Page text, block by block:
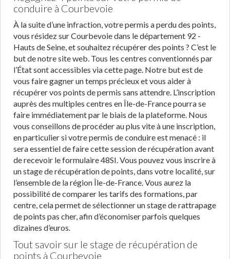
conduire à Courbevoie
À la suite d’une infraction, votre permis a perdu des points,
vous résidez sur Courbevoie dans le département 92 -
Hauts de Seine, et souhaitez récupérer des points ? C’est le
but de notre site web. Tous les centres conventionnés par
l’État sont accessibles via cette page. Notre but est de
vous faire gagner un temps précieux et vous aider à
récupérer vos points de permis sans attendre. L’inscription
auprès des multiples centres en Île-de-France pourra se
faire immédiatement par le biais de la plateforme. Nous
vous conseillons de procéder au plus vite à une inscription,
en particulier si votre permis de conduire est menacé : il
sera essentiel de faire cette session de récupération avant
de recevoir le formulaire 48SI. Vous pouvez vous inscrire à
un stage de récupération de points, dans votre localité, sur
l’ensemble de la région Île-de-France. Vous aurez la
possibilité de comparer les tarifs des formations, par
centre, cela permet de sélectionner un stage de rattrapage
de points pas cher, afin d’économiser parfois quelques
dizaines d’euros.
Tout savoir sur le stage de récupération de
points à Courbevoie